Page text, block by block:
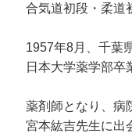
合気道初段・柔道
1957年8月、千葉
日本大学薬学部卒
薬剤師となり、病
宮本紘吉先生に出